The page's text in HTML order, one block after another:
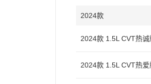
2024款
2024款 1.5L CVT热诚
2024款 1.5L CVT热爱